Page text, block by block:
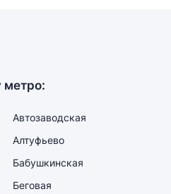
метро:
Автозаводская
Алтуфьево
Бабушкинская
Беговая